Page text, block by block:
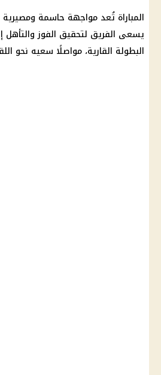
المباراة تُعد مواجهة حاسمة
يسعى الفريق لتحقيق الفوز
البطولة القارية، مواصلًا سعيه نحو